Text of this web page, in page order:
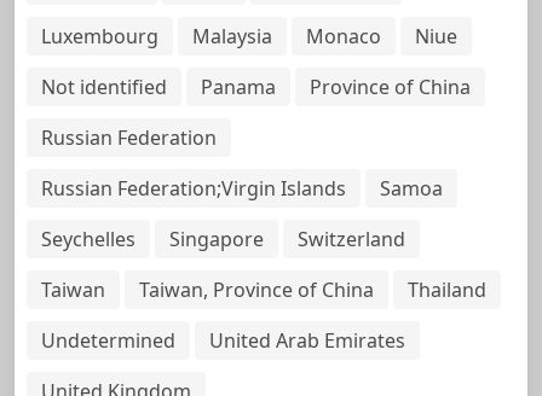
Luxembourg
Malaysia Monaco
Niue
Not identified
Panama
Province of China
Russian Federation
Russian Federation;Virgin Islands
Samoa
Seychelles
Singapore
Switzerland
Taiwan
Taiwan, Province of China
Thailand
Undetermined
United Arab Emirates